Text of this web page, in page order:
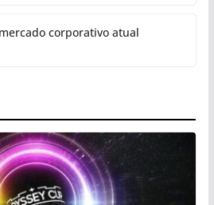
corporativo atual